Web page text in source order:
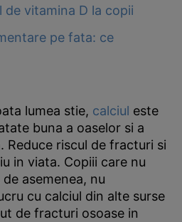
vitamina D la copii
pe fata: ce
lumea stie, calciul este
buna a oaselor si a
Reduce riscul de fracturi si
in viata. Copiii care nu
asemenea, nu
cu calciul din alte surse
de fracturi osoase in